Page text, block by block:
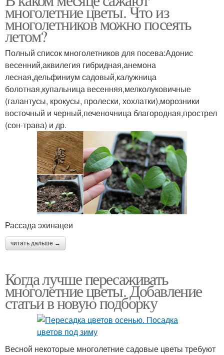
многолетние цветы. Что из
многолетников можно посеять
летом?
Полный список многолетников для посева:Адонис
весенний,аквилегия гибридная,анемона
лесная,дельфиниум садовый,калужница
болотная,купальница весенняя,мелколуковичные
(галантусы, крокусы, пролески, хохлатки),морозники
восточный и черный,печеночница благородная,прострел
(сон-трава) и др.
Рассада эхинацеи
читать дальше →
Когда лучше пересаживать
многолетние цветы. Добавление
статьи в новую подборку
Весной некоторые многолетние садовые цветы требуют